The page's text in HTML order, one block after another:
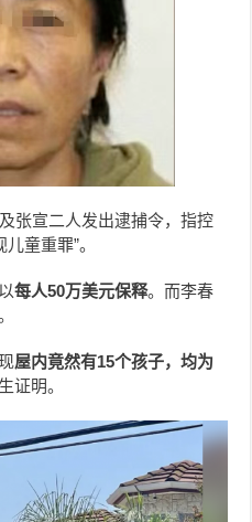
张宣二人发出逮捕令，指控
童重罪”。
每人50万美元保释。而李春
屋内竟然有15个孩子，均为
证明。